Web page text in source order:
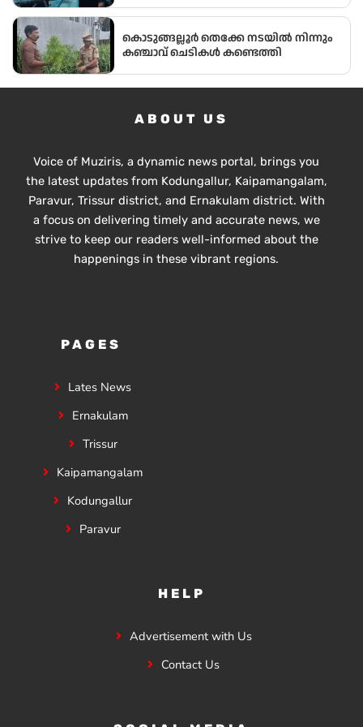
വിദ്യാഭ്യാസം സ്കൂൾ തലത്തിൽ തന്നെ
വിദ്യാർഥികൾക്ക് ലഭ്യമാക്കുകയാണ്
സർക്കാരിന്റെ ലക്ഷ്യമെന്ന് സംസ്ഥാന
വിദ്യാഭ്യാസ മന്ത്രി അഡ്വ.എൻ. ഷംസുദ്ദീൻ
കൊടുങ്ങല്ലൂർ തെക്കേ നടയിൽ നിന്നും
കഞ്ചാവ് ചെടികൾ കണ്ടെത്തി
ABOUT US
Voice of Muziris, a dynamic news portal, brings you
the latest updates from Kodungallur, Kaipamangalam,
Paravur, Trissur district, and Ernakulam district. With
a focus on delivering timely and accurate news, we
strive to keep our readers well-informed about the
happenings in these vibrant regions.
PAGES
Lates News
Ernakulam
Trissur
Kaipamangalam
Kodungallur
Paravur
HELP
Advertisement with Us
Contact Us